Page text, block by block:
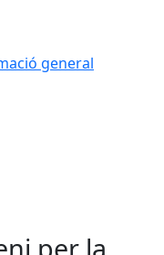
general